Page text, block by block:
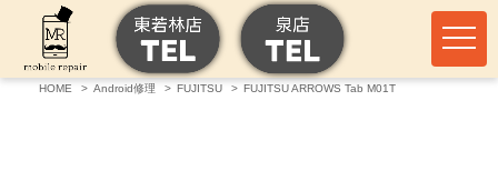
HOME Android修理 FUJITSU FUJITSU ARROWS Tab M01T